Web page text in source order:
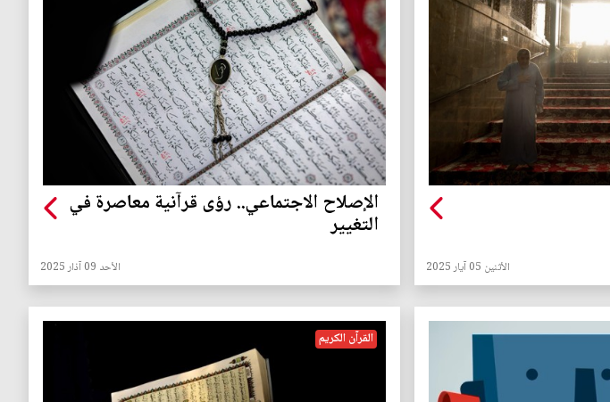
الأثنين 05 آيار 2025
الإصلاح الاجتماعي.. رؤى قرآنية معاصرة في
التغيير
الأحد 09 آذار 2025
القرآن الكريم